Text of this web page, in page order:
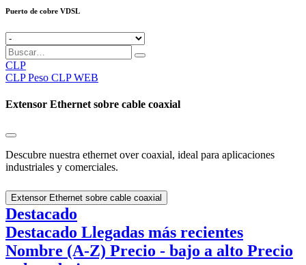
Puerto de cobre VDSL
CLP
CLP Peso CLP WEB
Extensor Ethernet sobre cable coaxial
Descubre nuestra ethernet over coaxial, ideal para aplicaciones
industriales y comerciales.
Extensor Ethernet sobre cable coaxial
Destacado
Destacado Llegadas más recientes
Nombre (A-Z) Precio - bajo a alto Precio